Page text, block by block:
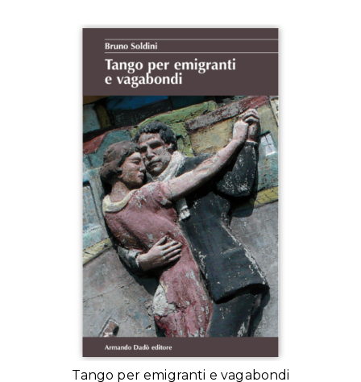
Tango per emigranti e vagabondi